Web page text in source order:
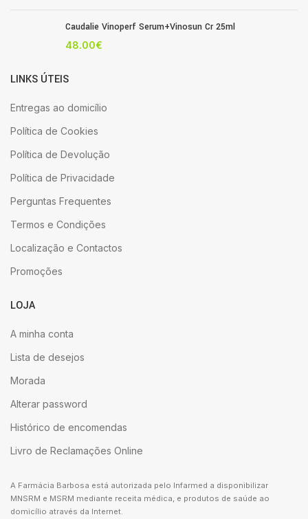
Caudalie Vinoperf Serum+Vinosun Cr 25ml
48.00€
LINKS ÚTEIS
Entregas ao domicílio
Política de Cookies
Política de Devolução
Política de Privacidade
Perguntas Frequentes
Termos e Condições
Localização e Contactos
Promoções
LOJA
A minha conta
Lista de desejos
Morada
Alterar password
Histórico de encomendas
Livro de Reclamações Online
A Farmácia Barbosa está autorizada pelo Infarmed a disponibilizar
MNSRM e MSRM mediante receita médica, e produtos de saúde ao
domicílio através da Internet.